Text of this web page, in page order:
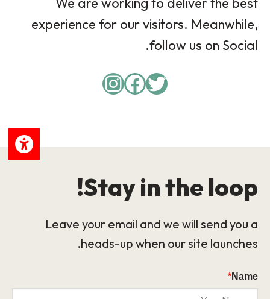
experience for our visitors. Meanwhile,
follow us on Social.
Twitter
Facebook
Instagram
Stay in the loop!
Leave your email and we will send you a
heads-up when our site launches.
Name
*